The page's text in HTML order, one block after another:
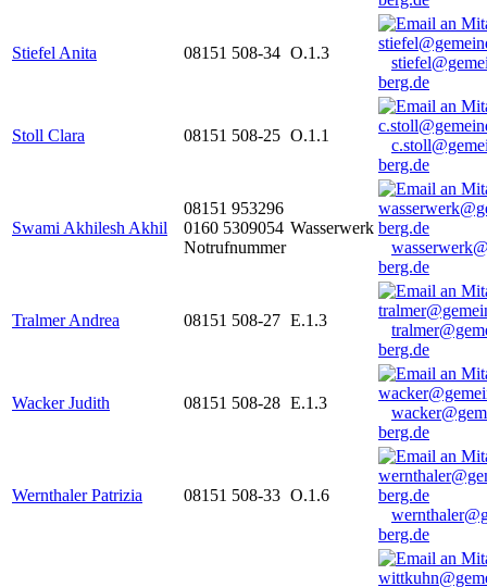
Stiefel Anita 08151 508-34 O.1.3
berg.de
Stoll Clara 08151 508-25 O.1.1
berg.de
Swami Akhilesh Akhil
08151 953296
0160 5309054
Notrufnummer
Wasserwerk
berg.de
Tralmer Andrea 08151 508-27 E.1.3
berg.de
Wacker Judith 08151 508-28 E.1.3
berg.de
Wernthaler Patrizia 08151 508-33 O.1.6
berg.de